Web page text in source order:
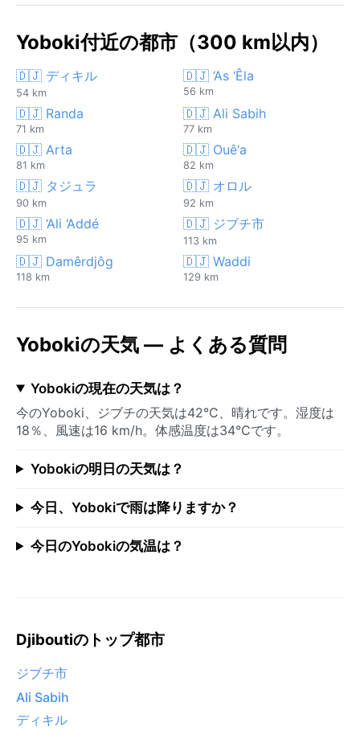
Yoboki付近の都市（300 km以内）
🇩🇯 ディキル
54 km
🇩🇯 ‘As ‘Êla
56 km
🇩🇯 Randa
71 km
🇩🇯 Ali Sabih
77 km
🇩🇯 Arta
81 km
🇩🇯 Ouê‘a
82 km
🇩🇯 タジュラ
90 km
🇩🇯 オロル
92 km
🇩🇯 ‘Ali ‘Addé
95 km
🇩🇯 ジブチ市
113 km
🇩🇯 Damêrdjôg
118 km
🇩🇯 Waddi
129 km
Yobokiの天気 — よくある質問
Yobokiの現在の天気は？
今のYoboki、ジブチの天気は42°C、晴れです。湿度は
18％、風速は16 km/h。体感温度は34°Cです。
Yobokiの明日の天気は？
今日、Yobokiで雨は降りますか？
今日のYobokiの気温は？
Djiboutiのトップ都市
ジブチ市
Ali Sabih
ディキル